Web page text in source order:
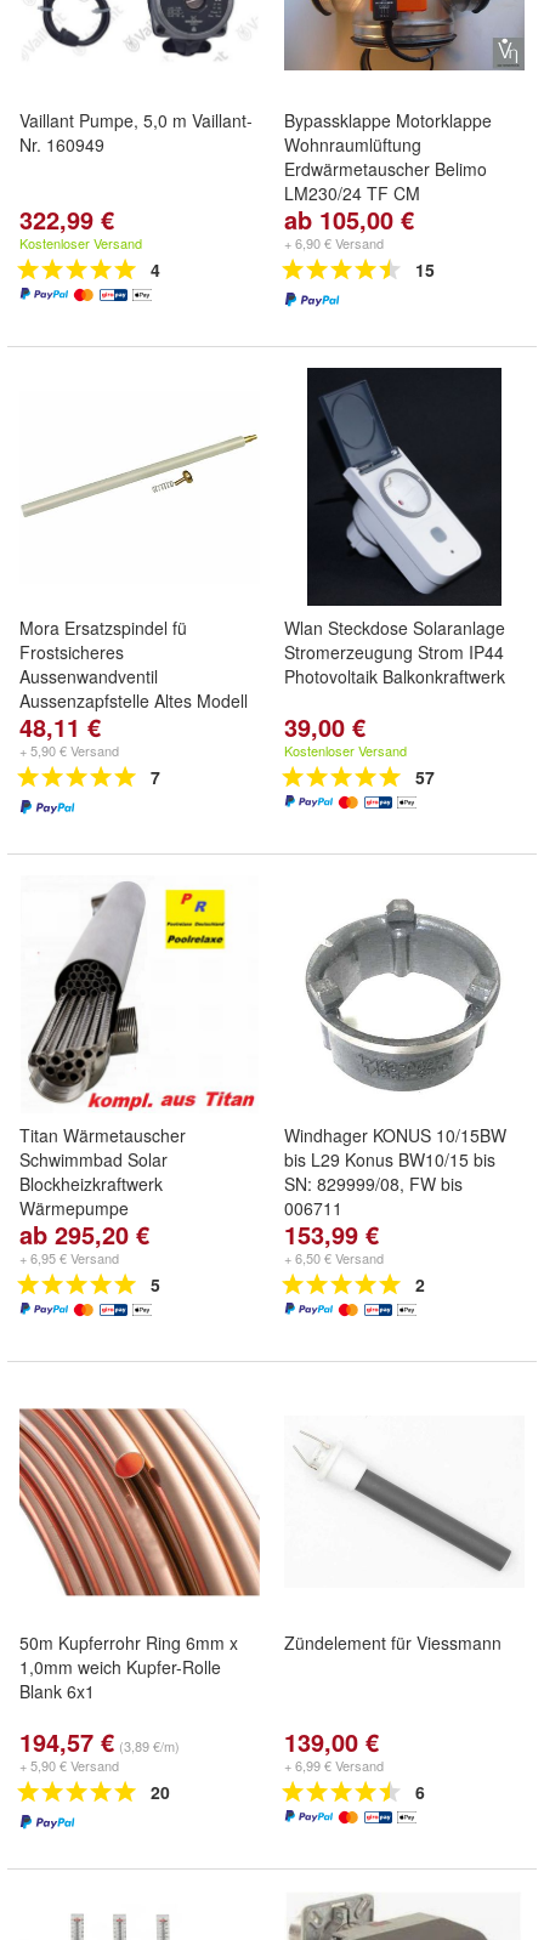
Vaillant Pumpe, 5,0 m Vaillant-
Nr. 160949
322,99 €
Kostenloser Versand
4
Bypassklappe Motorklappe
Wohnraumlüftung
Erdwärmetauscher Belimo
LM230/24 TF CM
ab 105,00 €
+ 6,90 € Versand
15
Mora Ersatzspindel fü
Frostsicheres
Aussenwandventil
Aussenzapfstelle Altes Modell
48,11 €
+ 5,90 € Versand
7
Wlan Steckdose Solaranlage
Stromerzeugung Strom IP44
Photovoltaik Balkonkraftwerk
39,00 €
Kostenloser Versand
57
Titan Wärmetauscher
Schwimmbad Solar
Blockheizkraftwerk
Wärmepumpe
ab 295,20 €
+ 6,95 € Versand
5
Windhager KONUS 10/15BW
bis L29 Konus BW10/15 bis
SN: 829999/08, FW bis
006711
153,99 €
+ 6,50 € Versand
2
50m Kupferrohr Ring 6mm x
1,0mm weich Kupfer-Rolle
Blank 6x1
194,57 € (3,89 €/m)
+ 5,90 € Versand
20
Zündelement für Viessmann
139,00 €
+ 6,99 € Versand
6